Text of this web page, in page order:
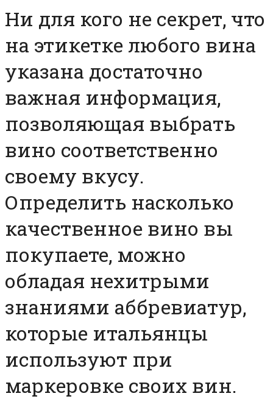
Ни для кого не секрет, что
на этикетке любого вина
указана достаточно
важная информация,
позволяющая выбрать
вино соответственно
своему вкусу.
Определить насколько
качественное вино вы
покупаете, можно
обладая нехитрыми
знаниями аббревиатур,
которые итальянцы
используют при
маркеровке своих вин.